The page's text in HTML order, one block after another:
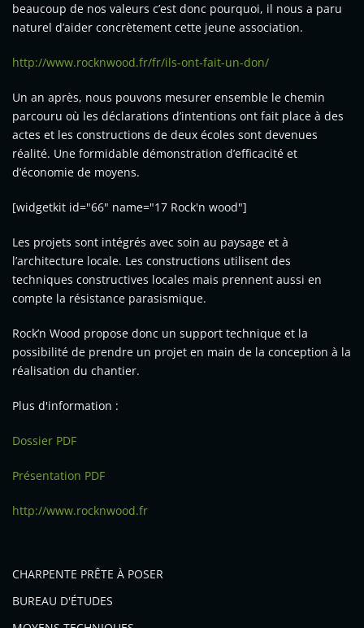
beaucoup de nos valeurs c’est donc pourquoi, il nous a paru
naturel d’aider concrètement cette jeune association.
http://www.rocknwood.fr/fr/ils-ont-fait-un-don/
Un an après, nous pouvons mesurer ensemble le chemin
parcouru où les déclarations d’intentions ont fait place à des
actes et les constructions de deux écoles sont devenues
réalité. Une formidable démonstration d’efficacité et
d’économie de moyens.
[widgetkit id="66" name="17 Rock'n wood"]
Les projets sont intégrés avec soin au paysage et à
l’architecture locale. Les constructions utilisent des
techniques constructives locales mais prennent aussi en
compte la résistance parasismique.
Rock’n Wood propose donc un support technique et la
possibilité de prendre un projet en main de la conception à la
réalisation du chantier.
Plus d'information :
Dossier PDF
Présentation PDF
http://www.rocknwood.fr
CHARPENTE PRÊTE À POSER
BUREAU D'ÉTUDES